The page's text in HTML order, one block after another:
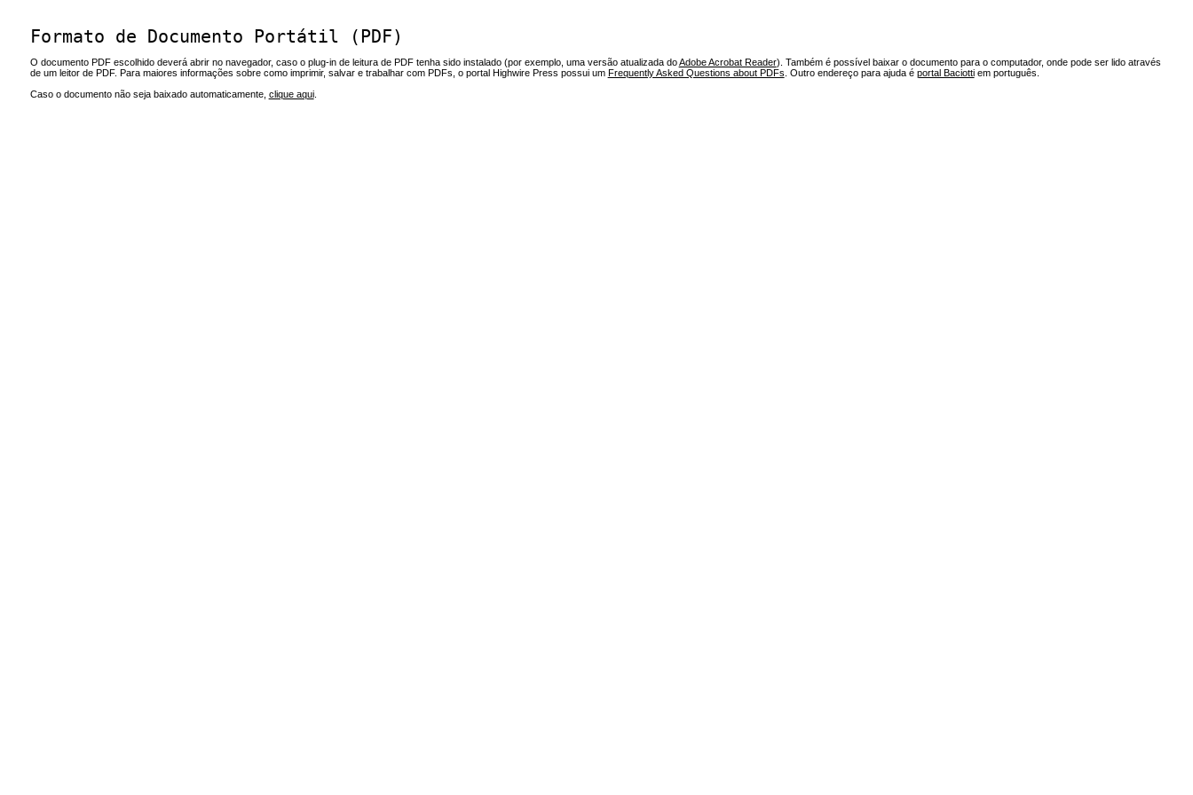
Formato de Documento Portátil (PDF)
O documento PDF escolhido deverá abrir no navegador, caso o plug-in de leitura de PDF tenha sido instalado (por exemplo, uma versão atualizada doAdobe Acrobat Reader). Também é possível baixar o documento para o computador, onde pode ser lido através
de um leitor de PDF. Para maiores informações sobre como imprimir, salvar e trabalhar com PDFs, o portal Highwire Press possui um Frequently Asked Questions about PDFs . Outro endereço para ajuda é portal Baciottiem português.
Caso o documento não seja baixado automaticamente, clique aqui.